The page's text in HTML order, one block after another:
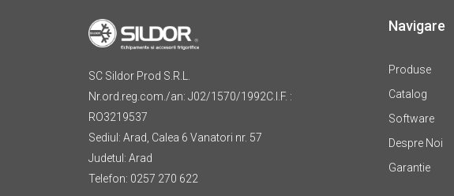
SC Sildor Prod S.R.L.
Nr.ord.reg.com./an: J02/1570/1992C.I.F. :
RO3219537
Sediul: Arad, Calea 6 Vanatori nr. 57
Judetul: Arad
Telefon: 0257 270 622
Navigare
Produse
Catalog
Software
Despre Noi
Garantie